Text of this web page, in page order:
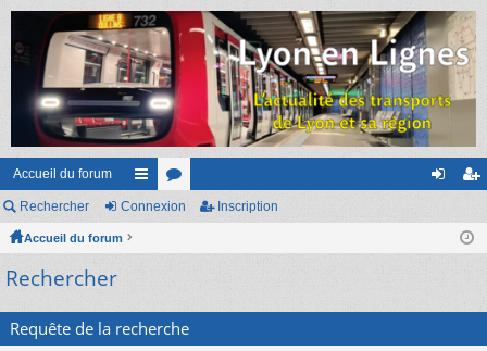
Accueil du forum
ac
s
or
cri
Rechercher Connexion Inscription
Accueil du forum
Rechercher
Requête de la recherche